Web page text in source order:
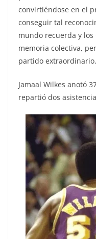
convirtiéndose en el
conseguir tal
mundo recuerda y
memoria colectiva,
partido extraordinario.
Jamaal Wilkes anotó
repartió dos